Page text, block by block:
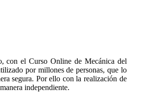
con el Curso Online de Mecánica del
por millones de personas, que lo
segura. Por ello con la realización de
independiente.